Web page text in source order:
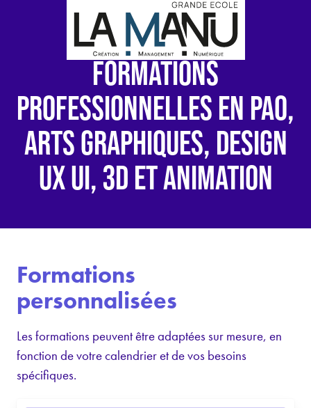
FORMATIONS
PROFESSIONNELLES EN PAO,
ARTS GRAPHIQUES, DESIGN
UX UI, 3D ET ANIMATION
Formations
personnalisées
Les formations peuvent être adaptées sur mesure, en
fonction de votre calendrier et de vos besoins
spécifiques.